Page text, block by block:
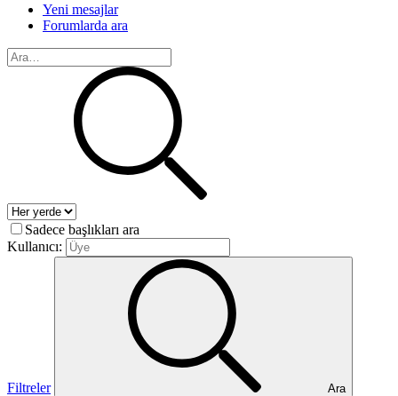
Yeni mesajlar
Forumlarda ara
Sadece başlıkları ara
Kullanıcı:
Filtreler Ara